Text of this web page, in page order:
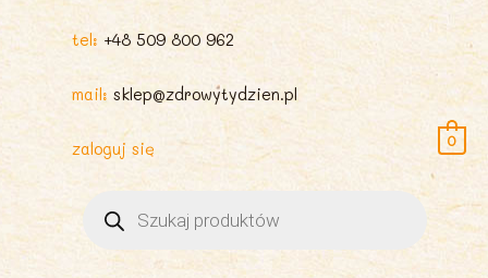
tel: +48 509 800 962
mail: sklep@zdrowytydzien.pl
zaloguj się
produktów
0